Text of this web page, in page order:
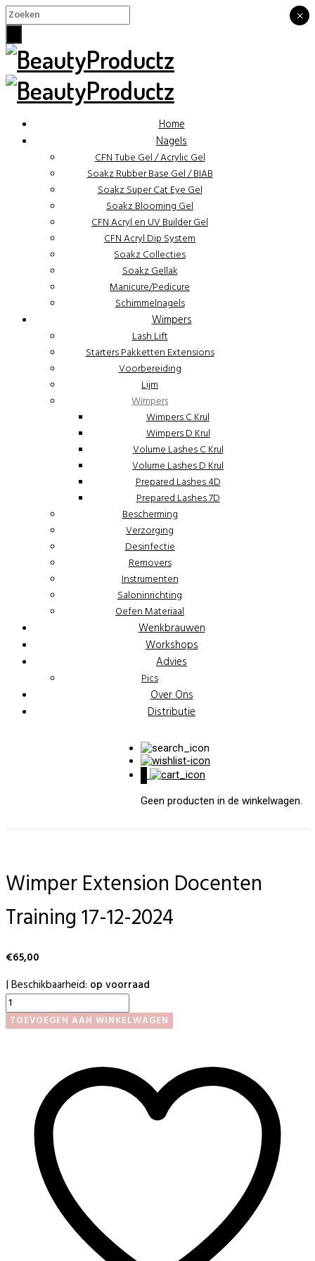
Home
Nagels
CFN Tube Gel / Acrylic Gel
Soakz Rubber Base Gel / BIAB
Soakz Super Cat Eye Gel
Soakz Blooming Gel
CFN Acryl en UV Builder Gel
CFN Acryl Dip System
Soakz Collecties
Soakz Gellak
Manicure/Pedicure
Schimmelnagels
Wimpers
Lash Lift
Starters Pakketten Extensions
Voorbereiding
Lijm
Wimpers
Wimpers C Krul
Wimpers D Krul
Volume Lashes C Krul
Volume Lashes D Krul
Prepared Lashes 4D
Prepared Lashes 7D
Bescherming
Verzorging
Desinfectie
Removers
Instrumenten
Saloninrichting
Oefen Materiaal
Wenkbrauwen
Workshops
Advies
Pics
Over Ons
Distributie
Geen producten in de winkelwagen.
Wimper Extension Docenten
Training 17-12-2024
€65,00
| Beschikbaarheid: op voorraad
Wimper
Extension
Docenten
TOEVOEGEN AAN WINKELWAGEN
×